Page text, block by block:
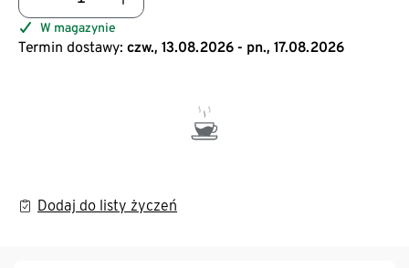
W magazynie
Termin dostawy: czw., 13.08.2026 - pn., 17.08.2026
Dodaj do listy życzeń